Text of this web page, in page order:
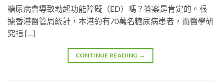
糖尿病會導致勃起功能障礙（ED）嗎？答案是肯定的。根
據香港醫管局統計，本港約有70萬名糖尿病患者，而醫學研
究指 […]
CONTINUE READING →